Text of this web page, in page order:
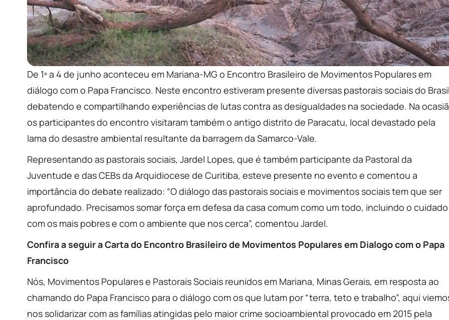
De 1º a 4 de junho aconteceu em Mariana-MG o Encontro Brasileiro de Movimentos Populares em
diálogo com o Papa Francisco. Neste encontro estiveram presente diversas pastorais sociais do
debatendo e compartilhando experiências de lutas contra as desigualdades na sociedade. Na
os participantes do encontro visitaram também o antigo distrito de Paracatu, local devastado pela
lama do desastre ambiental resultante da barragem da Samarco-Vale.
Representando as pastorais sociais, Jardel Lopes, que é também participante da Pastoral da
Juventude e das CEBs da Arquidiocese de Curitiba, esteve presente no evento e comentou a
importância do debate realizado: “O diálogo das pastorais sociais e movimentos sociais tem que ser
aprofundado. Precisamos somar força em defesa da casa comum como um todo, incluindo o cuidado
com os mais pobres e com o ambiente que nos cerca”, comentou Jardel.
Confira a seguir a Carta do Encontro Brasileiro de Movimentos Populares em Dialogo com o Papa
Francisco
Nós, Movimentos Populares e Pastorais Sociais reunidos em Mariana, Minas Gerais, em resposta ao
chamando do Papa Francisco para o diálogo com os que lutam por “terra, teto e trabalho”, aqui
nos solidarizar com as famílias atingidas pelo maior crime socioambiental provocado em 2015 pela